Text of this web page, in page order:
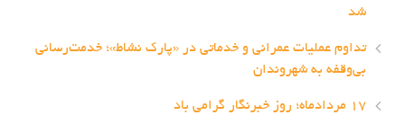
شد
تداوم عملیات عمرانی و خدماتی در «پارک نشاط»؛ خدمت‌رسانی
بی‌وقفه به شهروندان
۱۷ مردادماه؛ روز خبرنگار گرامی باد